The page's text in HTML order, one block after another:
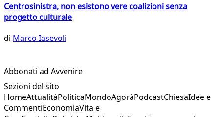
Centrosinistra, non esistono vere coalizioni senza
progetto culturale
di Marco Iasevoli
Abbonati ad Avvenire
Sezioni del sito
HomeAttualitàPoliticaMondoAgoràPodcastChiesaIdee e
CommentiEconomiaVita e